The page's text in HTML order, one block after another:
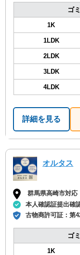
ゴ
1K
1LDK
2LDK
3LDK
4LDK
詳細を見る
オルタス
群馬県高崎市対応
本人確認証提出確
古物商許可証：第
ゴ
1K